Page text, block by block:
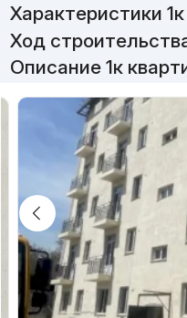
Характеристики
Ход
Описание 1к